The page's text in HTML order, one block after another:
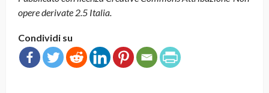
opere derivate 2.5 Italia.
Condividi su